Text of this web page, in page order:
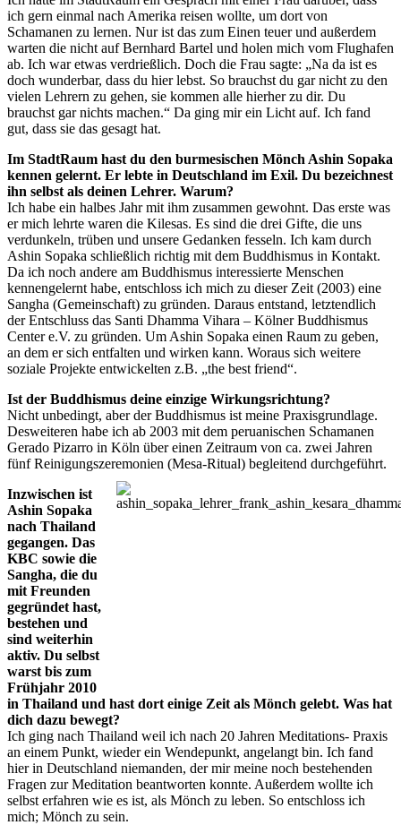
ich gern einmal nach Amerika reisen wollte, um dort von
Schamanen zu lernen. Nur ist das zum Einen teuer und außerdem
warten die nicht auf Bernhard Bartel und holen mich vom Flughafen
ab. Ich war etwas verdrießlich. Doch die Frau sagte: „Na da ist es
doch wunderbar, dass du hier lebst. So brauchst du gar nicht zu den
vielen Lehrern zu gehen, sie kommen alle hierher zu dir. Du
brauchst gar nichts machen.“ Da ging mir ein Licht auf. Ich fand
gut, dass sie das gesagt hat.
Im StadtRaum hast du den burmesischen Mönch Ashin Sopaka
kennen gelernt. Er lebte in Deutschland im Exil. Du bezeichnest
ihn selbst als deinen Lehrer. Warum?
Ich habe ein halbes Jahr mit ihm zusammen gewohnt. Das erste was
er mich lehrte waren die Kilesas. Es sind die drei Gifte, die uns
verdunkeln, trüben und unsere Gedanken fesseln. Ich kam durch
Ashin Sopaka schließlich richtig mit dem Buddhismus in Kontakt.
Da ich noch andere am Buddhismus interessierte Menschen
kennengelernt habe, entschloss ich mich zu dieser Zeit (2003) eine
Sangha (Gemeinschaft) zu gründen. Daraus entstand, letztendlich
der Entschluss das Santi Dhamma Vihara – Kölner Buddhismus
Center e.V. zu gründen. Um Ashin Sopaka einen Raum zu geben,
an dem er sich entfalten und wirken kann. Woraus sich weitere
soziale Projekte entwickelten z.B. „the best friend“.
Ist der Buddhismus deine einzige Wirkungsrichtung?
Nicht unbedingt, aber der Buddhismus ist meine Praxisgrundlage.
Desweiteren habe ich ab 2003 mit dem peruanischen Schamanen
Gerado Pizarro in Köln über einen Zeitraum von ca. zwei Jahren
fünf Reinigungszeremonien (Mesa-Ritual) begleitend durchgeführt.
Inzwischen ist
Ashin Sopaka
nach Thailand
gegangen. Das
KBC sowie die
Sangha, die du
mit Freunden
gegründet hast,
bestehen und
sind weiterhin
aktiv. Du selbst
warst bis zum
Frühjahr 2010
in Thailand und hast dort einige Zeit als Mönch gelebt. Was hat
dich dazu bewegt?
Ich ging nach Thailand weil ich nach 20 Jahren Meditations- Praxis
an einem Punkt, wieder ein Wendepunkt, angelangt bin. Ich fand
hier in Deutschland niemanden, der mir meine noch bestehenden
Fragen zur Meditation beantworten konnte. Außerdem wollte ich
selbst erfahren wie es ist, als Mönch zu leben. So entschloss ich
mich; Mönch zu sein.